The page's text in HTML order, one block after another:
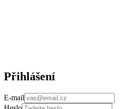
Přihlášení
E-mail